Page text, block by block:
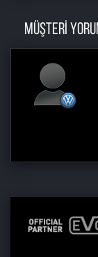
MÜŞTERİ
Öner C.
hani
240Hp